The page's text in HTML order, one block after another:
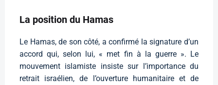
La position du Hamas
Le Hamas, de son côté, a confirmé la signature d’un
accord qui, selon lui, « met fin à la guerre ». Le
mouvement islamiste insiste sur l’importance du
retrait israélien, de l’ouverture humanitaire et de